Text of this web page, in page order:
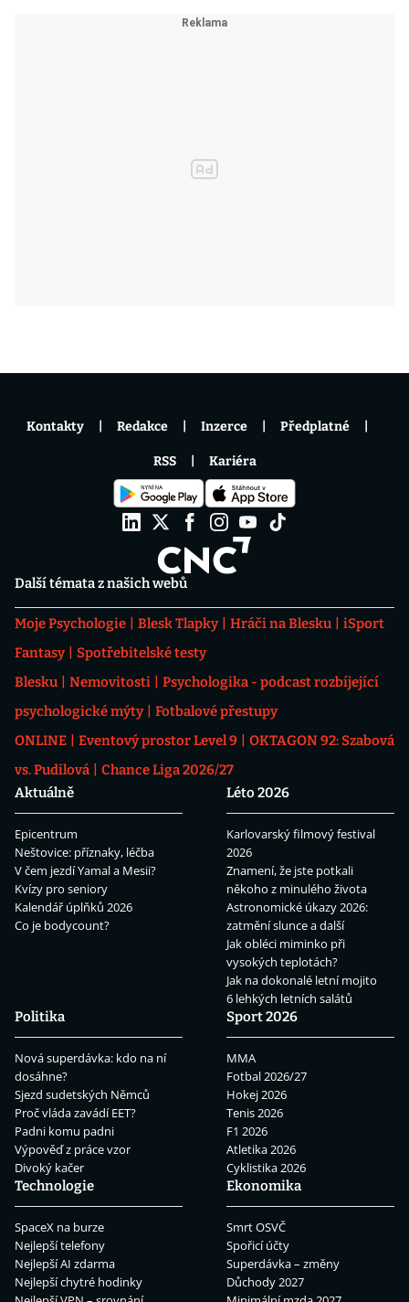
Další témata z našich webů
Moje Psychologie Blesk Tlapky Hráči na Blesku
iSport
Fantasy
Spotřebitelské testy
Blesku
Nemovitosti
Psychologika - podcast rozbíjející
psychologické mýty
Fotbalové přestupy
ONLINE
Eventový prostor Level 9
OKTAGON 92: Szabová
vs. Pudilová
Chance Liga 2026/27
Aktuálně
Epicentrum
Neštovice: příznaky, léčba
V čem jezdí Yamal a Mesii?
Kvízy pro seniory
Kalendář úplňků 2026
Co je bodycount?
Léto 2026
Karlovarský filmový festival
2026
Znamení, že jste potkali
někoho z minulého života
Astronomické úkazy 2026:
zatmění slunce a další
Jak obléci miminko při
vysokých teplotách?
Jak na dokonalé letní mojito
6 lehkých letních salátů
Politika
Nová superdávka: kdo na ní
dosáhne?
Sjezd sudetských Němců
Proč vláda zavádí EET?
Padni komu padni
Výpověď z práce vzor
Divoký kačer
Sport 2026
MMA
Fotbal 2026/27
Hokej 2026
Tenis 2026
F1 2026
Atletika 2026
Cyklistika 2026
Technologie
SpaceX na burze
Nejlepší telefony
Nejlepší AI zdarma
Nejlepší chytré hodinky
Ekonomika
Smrt OSVČ
Spořicí účty
Superdávka – změny
Důchody 2027
Kontakty Redakce Inzerce Předplatné
RSS Kariéra